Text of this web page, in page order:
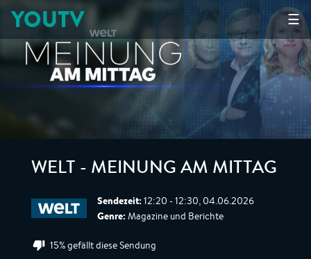
☰
YOUTV
WELT - MEINUNG AM MITTAG
Sendezeit: 12:20 - 12:30, 04.06.2026
Genre: Magazine und Berichte
15% gefällt diese Sendung